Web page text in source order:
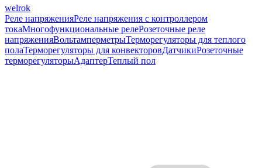
welrok
Реле напряженияРеле напряжения с контроллером
токаМногофункциональные релеРозеточные реле
напряженияВольтамперметрыТерморегуляторы для теплого
полаТерморегуляторы для конвекторовДатчикиРозеточные
терморегуляторыАдаптерТеплый пол